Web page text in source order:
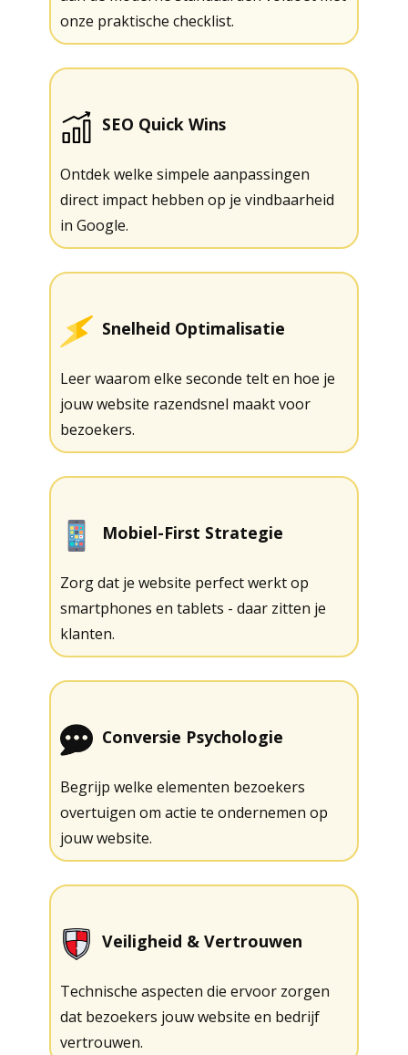
onze praktische checklist.
SEO Quick Wins
Ontdek welke simpele aanpassingen
direct impact hebben op je vindbaarheid
in Google.
Snelheid Optimalisatie
Leer waarom elke seconde telt en hoe je
jouw website razendsnel maakt voor
bezoekers.
Mobiel-First Strategie
Zorg dat je website perfect werkt op
smartphones en tablets - daar zitten je
klanten.
Conversie Psychologie
Begrijp welke elementen bezoekers
overtuigen om actie te ondernemen op
jouw website.
Veiligheid & Vertrouwen
Technische aspecten die ervoor zorgen
dat bezoekers jouw website en bedrijf
vertrouwen.